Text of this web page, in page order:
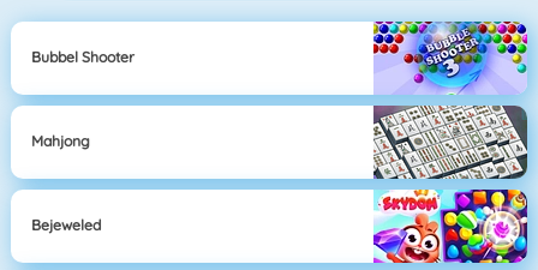
Bubbel Shooter
Mahjong
Bejeweled